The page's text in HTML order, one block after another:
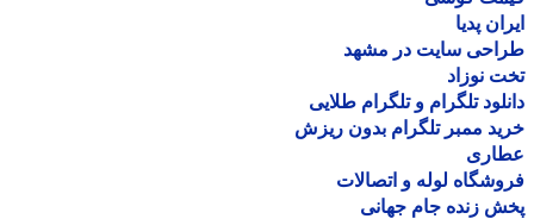
پدیا
سایت در مشهد
نوزاد
تلگرام و تلگرام طلایی
ممبر تلگرام بدون ریزش
لوله و اتصالات
زنده جام جهانی